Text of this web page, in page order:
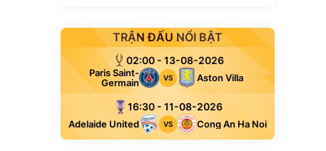
TRẬN ĐẤU NỔI BẬT
02:00 - 13-08-2026
Paris Saint-
Germain
VS Aston Villa
16:30 - 11-08-2026
Adelaide United VS Cong An Ha Noi